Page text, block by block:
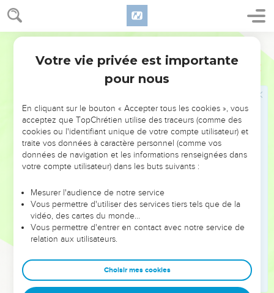
Ezéchiel 47
Havran ;
ainsi la limite sera, depuis la mer, Hatsar Énon, la frontière
de Damas, Tsaphon au nord, et la frontière de Hamath : ce
sera le côté septentrional.
Le côté oriental sera le Jourdain, entre Havran, Damas et
Galaad, et le pays d'Israël ; vous mesurerez depuis la limite
septentrionale jusqu'à la mer orientale : ce sera le côté
oriental.
Le côté méridional, au midi, ira depuis Thamar jusqu'aux
eaux de Meriba à Kadès, jusqu'au torrent vers la grande mer :
ce sera le côté méridional.
jusque vis-à-vis de Hamath : ce sera le côté occidental.
Vous partagerez ce pays entre vous, selon les tribus
d'Israël.
22
les étrangers qui séjourneront au milieu de vous, qui
engendreront des enfants au milieu de vous ; vous les
Votre vie privée est importante
pour nous
En cliquant sur le bouton « Accepter tous les cookies », vous
acceptez que TopChrétien utilise des traceurs (comme des
cookies ou l'identifiant unique de votre compte utilisateur) et
traite vos données à caractère personnel (comme vos
données de navigation et les informations renseignées dans
votre compte utilisateur) dans les buts suivants :
Mesurer l'audience de notre service
Vous permettre d'utiliser des services tiers tels que de la
vidéo, des cartes du monde…
Vous permettre d'entrer en contact avec notre service de
relation aux utilisateurs.
Choisir mes cookies